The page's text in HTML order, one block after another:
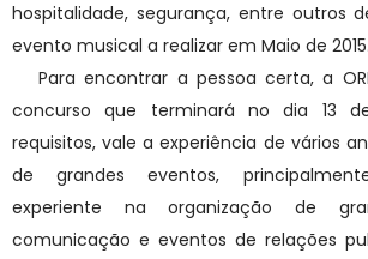
hospitalidade, segurança, entre outros
evento musical a realizar em Maio de 2015.
Para encontrar a pessoa certa, a
concurso que terminará no dia 13
requisitos, vale a experiência de vários
de grandes eventos,
experiente na organização de
comunicação e eventos de relações